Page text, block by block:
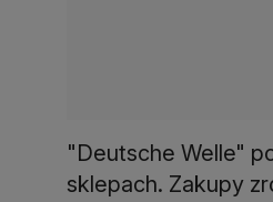
"Deutsche Welle"
sklepach. Zakupy